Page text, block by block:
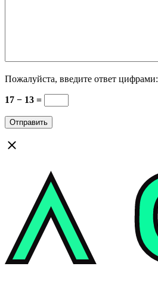
Пожалуйста, введите ответ цифрами:
17 − 13 =